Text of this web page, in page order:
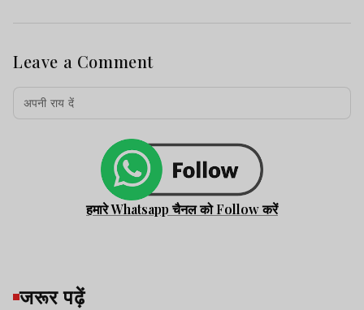
Leave a Comment
हमारे Whatsapp चैनल को Follow करें
जरूर पढ़ें